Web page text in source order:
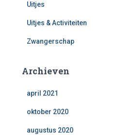
Uitjes
Uitjes & Activiteiten
Zwangerschap
Archieven
april 2021
oktober 2020
augustus 2020